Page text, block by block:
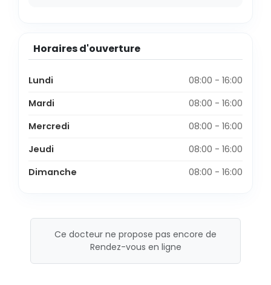
Horaires d'ouverture
Lundi
08:00 - 16:00
Mardi
08:00 - 16:00
Mercredi
08:00 - 16:00
Jeudi
08:00 - 16:00
Dimanche
08:00 - 16:00
Ce docteur ne propose pas encore de
Rendez-vous en ligne